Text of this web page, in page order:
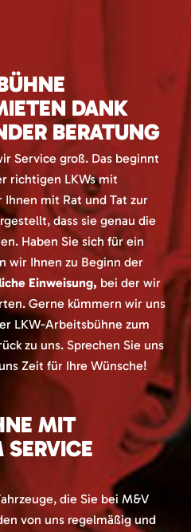
DANK
BERATUNG
Service groß. Das beginnt
richtigen LKWs mit
mit Rat und Tat zur
dass sie genau die
Haben Sie sich für ein
wir Ihnen zu Beginn der
Einweisung, bei der wir
Gerne kümmern wir uns
LKW-Arbeitsbühne zum
zu uns. Sprechen Sie uns
Zeit für Ihre Wünsche!
MIT
die Sie bei M&V
von uns regelmäßig und